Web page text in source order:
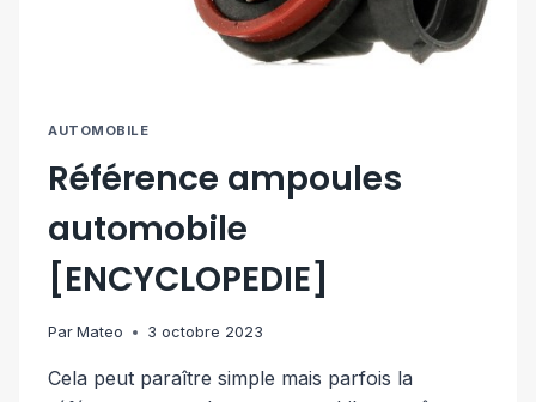
AUTOMOBILE
Référence ampoules
automobile
[ENCYCLOPEDIE]
Par Mateo 3 octobre 2023
Cela peut paraître simple mais parfois la